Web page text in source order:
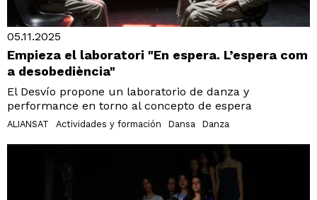
05.11.2025
Empieza el laboratori "En espera. L’espera com
a desobediència"
El Desvío propone un laboratorio de danza y
performance en torno al concepto de espera
ALIANSAT Actividades y formación Dansa Danza